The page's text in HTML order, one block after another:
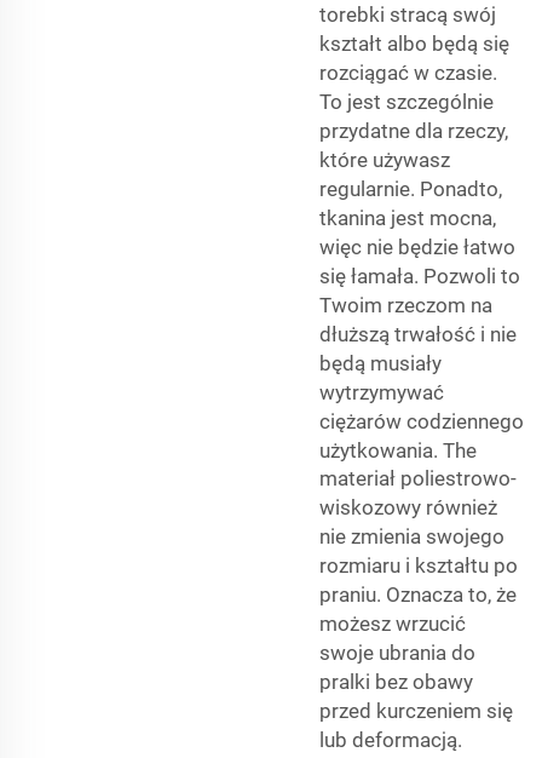
torebki stracą swój
kształt albo będą się
rozciągać w czasie.
To jest szczególnie
przydatne dla rzeczy,
które używasz
regularnie. Ponadto,
tkanina jest mocna,
więc nie będzie łatwo
się łamała. Pozwoli to
Twoim rzeczom na
dłuższą trwałość i nie
będą musiały
wytrzymywać
ciężarów codziennego
użytkowania. The
materiał poliestrowo-
wiskozowy również
nie zmienia swojego
rozmiaru i kształtu po
praniu. Oznacza to, że
możesz wrzucić
swoje ubrania do
pralki bez obawy
przed kurczeniem się
lub deformacją.